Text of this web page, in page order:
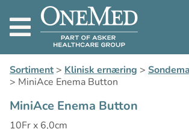
Sortiment> Klinisk ernæring >
> MiniAce Enema Button
MiniAce Enema Button
10Fr x 6,0cm